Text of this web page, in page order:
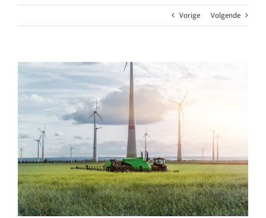
Vorige Volgende
Bekijk
afbeelding